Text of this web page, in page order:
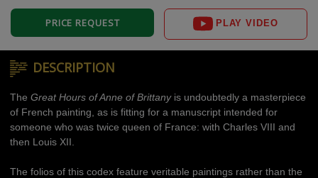
PRICE REQUEST PLAY VIDEO
DESCRIPTION
The Great Hours of Anne of Brittanyis undoubtedly a masterpiece
of French painting, as is fitting for a manuscript intended for
someone who was twice queen of France: with Charles VIII and
then Louis XII.
The folios of this codex feature veritable paintings rather than the